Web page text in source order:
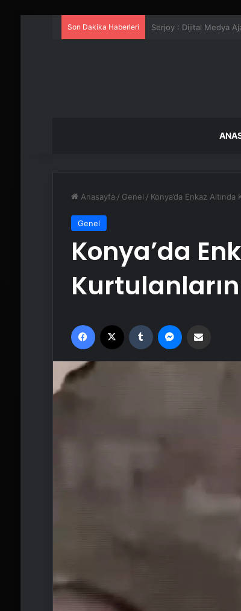
Son Dakika Haberleri UETDS Nedir ?
Anasayfa / Genel / Konya’da Enkaz
Genel
Konya’da
Facebook Tumblr